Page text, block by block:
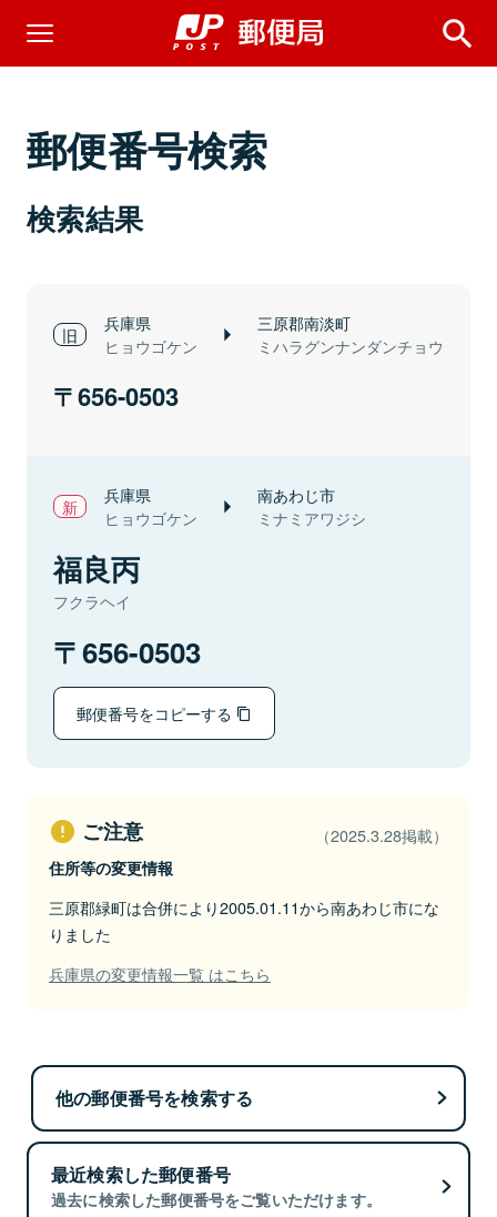
郵便番号検索
検索結果
兵庫県
ヒョウゴケン
三原郡南淡町
ミハラグンナンダンチョウ
656-0503
兵庫県
ヒョウゴケン
南あわじ市
ミナミアワジシ
福良丙
フクラヘイ
656-0503
郵便番号をコピーする
ご注意 （2025.3.28掲載）
住所等の変更情報
三原郡緑町は合併により2005.01.11から南あわじ市にな
りました
兵庫県の変更情報一覧 はこちら
他の郵便番号を検索する
最近検索した郵便番号
過去に検索した郵便番号をご覧いただけます。